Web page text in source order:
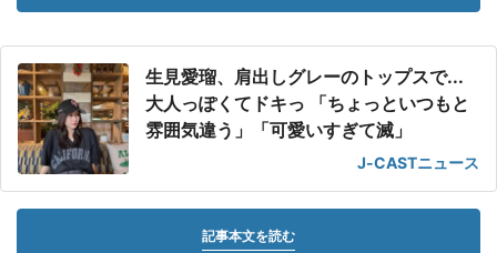
生見愛瑠、肩出しグレーのトップスで...
大人っぽくてドキっ 「ちょっといつもと
雰囲気違う」「可愛いすぎて滅」
J-CASTニュース
記事本文を読む